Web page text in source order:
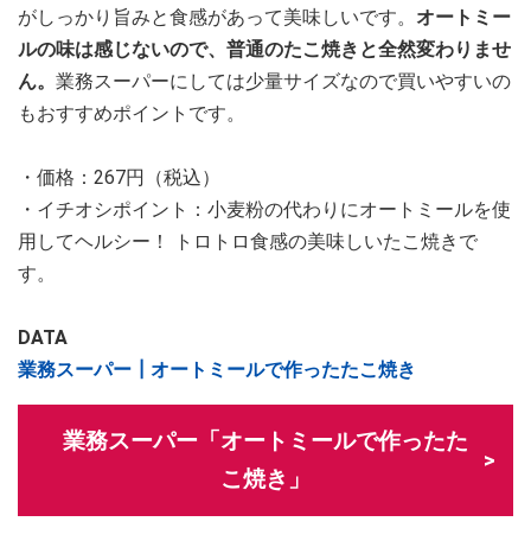
がしっかり旨みと食感があって美味しいです。 オートミー
ルの味は感じないので、普通のたこ焼きと全然変わりませ
ん。 業務スーパーにしては少量サイズなので買いやすいの
もおすすめポイントです。
・価格：267円（税込）
・イチオシポイント：小麦粉の代わりにオートミールを使
用してヘルシー！ トロトロ食感の美味しいたこ焼きで
す。
DATA
業務スーパー┃オートミールで作ったたこ焼き
業務スーパー「オートミールで作ったた
こ焼き」